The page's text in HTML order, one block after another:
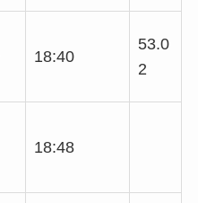
18:40
53.0
2
18:48